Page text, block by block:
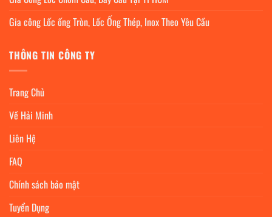
Gia công Lốc ống Tròn, Lốc Ống Thép, Inox Theo Yêu Cầu
THÔNG TIN CÔNG TY
Trang Chủ
Về Hải Minh
Liên Hệ
FAQ
Chính sách bảo mật
Tuyển Dụng